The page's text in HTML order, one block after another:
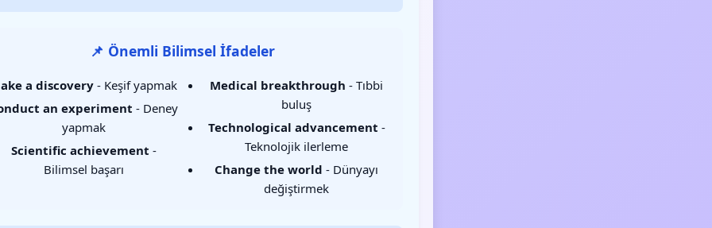
📌 Önemli Bilimsel İfadeler
a discovery - Keşif yapmak
an experiment - Deney
yapmak
Scientific achievement -
Bilimsel başarı
Medical breakthrough - Tıbbi
buluş
Technological advancement -
Teknolojik ilerleme
Change the world - Dünyayı
değiştirmek